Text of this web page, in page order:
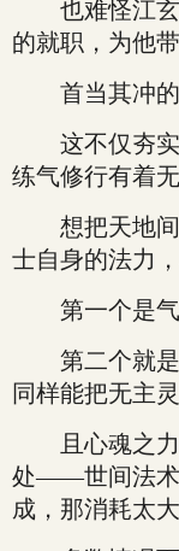
也难怪江玄
的就职，为他
首当其冲的
这不仅夯实
练气修行有着
想把天地间
士自身的法力
第一个是气
第二个就是
同样能把无主
且心魂之力
处——世间法术
成，那消耗太大